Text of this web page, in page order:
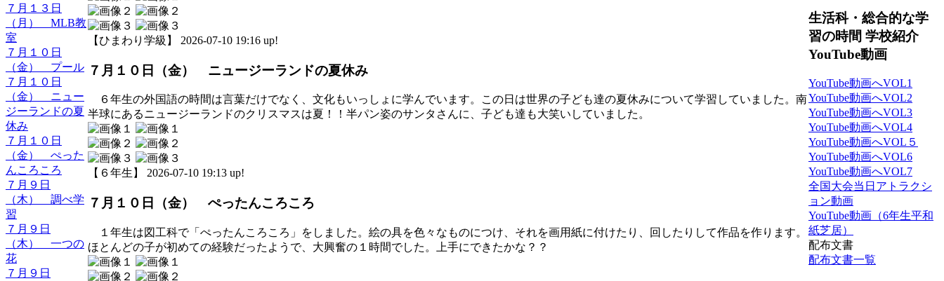
７月１３日
（月） MLB教
室
７月１０日
（金） プール
７月１０日
（金） ニュー
ジーランドの夏
休み
７月１０日
（金） ぺった
んころころ
７月９日
（木） 調べ学
習
７月９日
（木） 一つの
花
７月９日
【ひまわり学級】 2026-07-10 19:16 up!
７月１０日（金） ニュージーランドの夏休み
６年生の外国語の時間は言葉だけでなく、文化もいっしょに学んでいます。この日は世界の子ども達の夏休みについて学習していました。南
半球にあるニュージーランドのクリスマスは夏！！半パン姿のサンタさんに、子ども達も大笑いしていました。
【６年生】 2026-07-10 19:13 up!
７月１０日（金） ぺったんころころ
１年生は図工科で「ぺったんころころ」をしました。絵の具を色々なものにつけ、それを画用紙に付けたり、回したりして作品を作ります。
ほとんどの子が初めての経験だったようで、大興奮の１時間でした。上手にできたかな？？
生活科・総合的な学
習の時間 学校紹介
YouTube動画
YouTube動画へVOL1
YouTube動画へVOL2
YouTube動画へVOL3
YouTube動画へVOL4
YouTube動画へVOL５
YouTube動画へVOL6
YouTube動画へVOL7
全国大会当日アトラクシ
ョン動画
YouTube動画（6年生平和
紙芝居）
配布文書
配布文書一覧